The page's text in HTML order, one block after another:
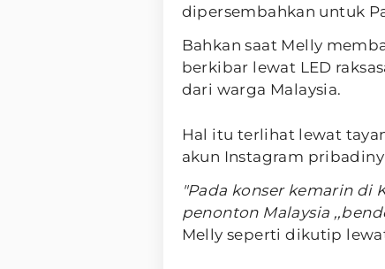
dipersembahkan untuk
Bahkan saat Melly
berkibar lewat LED
dari warga Malaysia.
Hal itu terlihat lewat
akun Instagram
"Pada konser kemarin di
penonton Malaysia
Melly seperti dikutip